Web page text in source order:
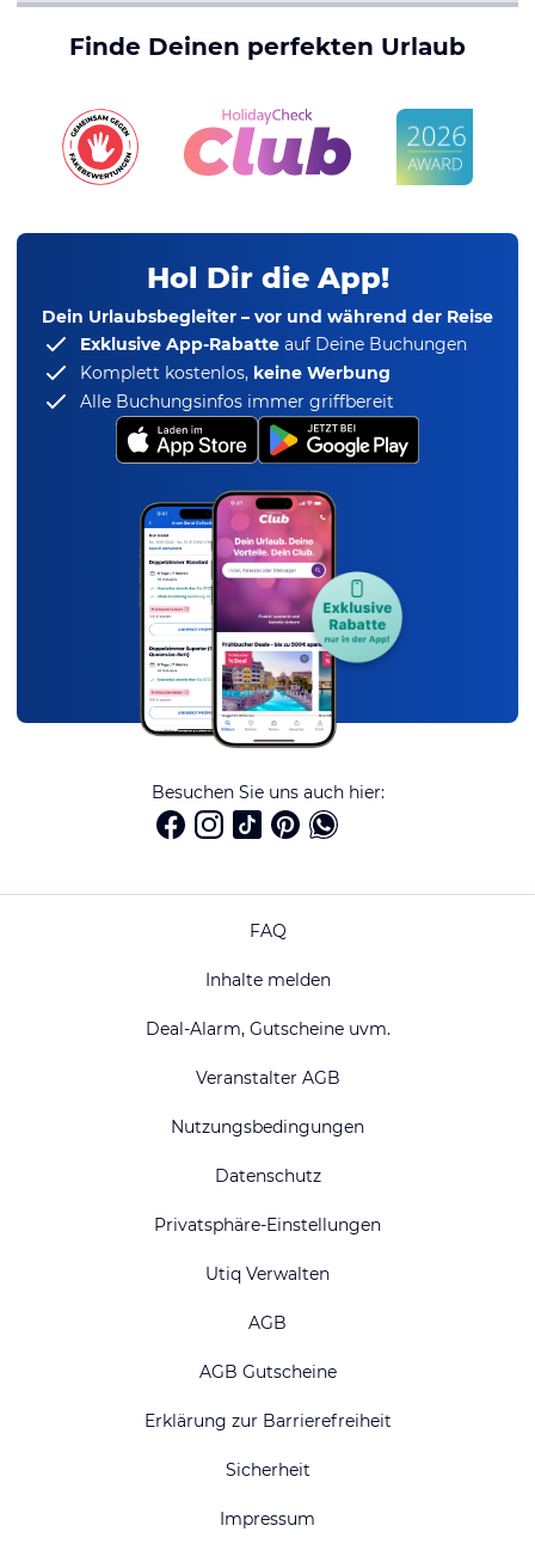
Finde Deinen perfekten Urlaub
Hol Dir die App!
Dein Urlaubsbegleiter – vor und während der Reise
Exklusive App-Rabatte auf Deine Buchungen
Komplett kostenlos, keine Werbung
Alle Buchungsinfos immer griffbereit
Besuchen Sie uns auch hier:
FAQ
Inhalte melden
Deal-Alarm, Gutscheine uvm.
Veranstalter AGB
Nutzungsbedingungen
Datenschutz
Privatsphäre-Einstellungen
Utiq Verwalten
AGB
AGB Gutscheine
Erklärung zur Barrierefreiheit
Sicherheit
Impressum